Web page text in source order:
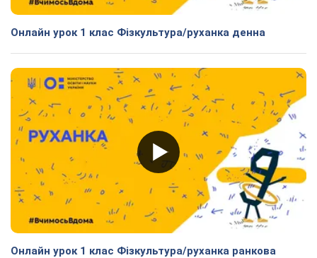
Онлайн урок 1 клас Фізкультура/руханка денна
Онлайн урок 1 клас Фізкультура/руханка ранкова